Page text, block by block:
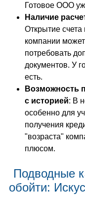
Готовое ООО
Наличие
Открытие
компании
потребовать
документов. У
есть.
Возможность
с историей: В
особенно для
получения
"возраста"
плюсом.
Подводные
обойти: